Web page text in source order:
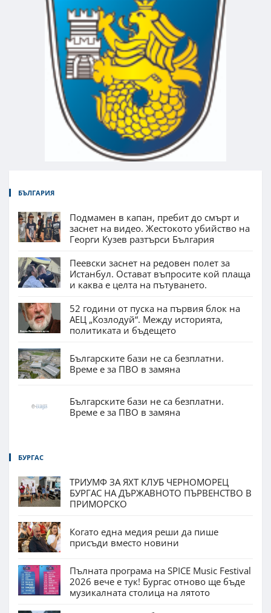
БЪЛГАРИЯ
Подмамен в капан, пребит до смърт и
заснет на видео. Жестокото убийство на
Георги Кузев разтърси България
Пеевски заснет на редовен полет за
Истанбул. Остават въпросите кой плаща
и каква е целта на пътуването.
52 години от пуска на първия блок на
АЕЦ „Козлодуй“. Между историята,
политиката и бъдещето
Българските бази не са безплатни.
Време е за ПВО в замяна
Българските бази не са безплатни.
Време е за ПВО в замяна
БУРГАС
ТРИУМФ ЗА ЯХТ КЛУБ ЧЕРНОМОРЕЦ
БУРГАС НА ДЪРЖАВНОТО ПЪРВЕНСТВО В
ПРИМОРСКО
Когато една медия реши да пише
присъди вместо новини
Пълната програма на SPICE Music Festival
2026 вече е тук! Бургас отново ще бъде
музикалната столица на лятото